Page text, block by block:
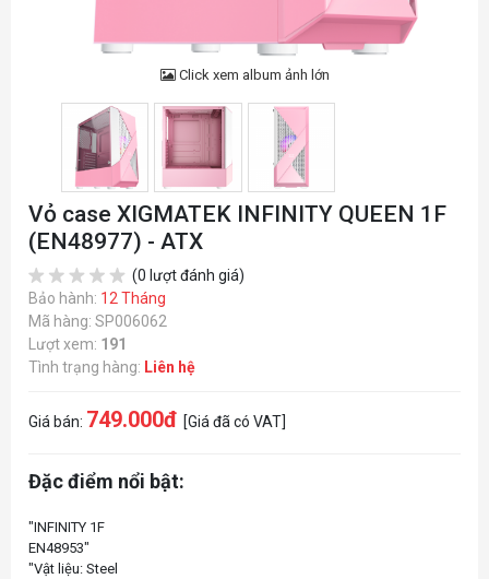
Click xem album ảnh lớn
Vỏ case XIGMATEK INFINITY QUEEN 1F
(EN48977) - ATX
(0 lượt đánh giá)
Bảo hành: 12 Tháng
Mã hàng: SP006062
Lượt xem: 191
Tình trạng hàng: Liên hệ
Giá bán: 749.000đ [Giá đã có VAT]
Đặc điểm nổi bật:
"INFINITY 1F
EN48953"
"Vật liệu: Steel